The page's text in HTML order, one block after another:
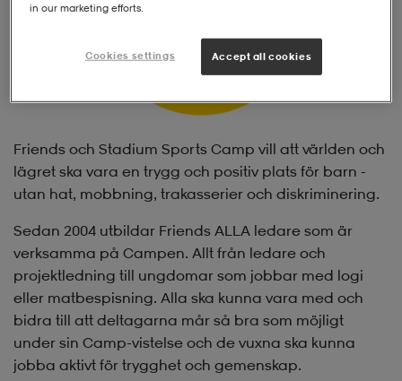
Friends och Stadium Sports Camp vill att världen och
lägret ska vara en trygg och positiv plats för barn -
utan hat, mobbning, trakasserier och diskriminering.
Sedan 2004 utbildar Friends ALLA ledare som är
verksamma på Campen. Allt från ledare och
projektledning till ungdomar som jobbar med logi
eller matbespisning. Alla ska kunna vara med och
bidra till att deltagarna mår så bra som möjligt
under sin Camp-vistelse och de vuxna ska kunna
jobba aktivt för trygghet och gemenskap.
in our marketing efforts.
Cookies settings Accept all cookies